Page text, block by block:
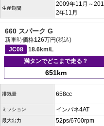
生産期間
2009年11月～201
2年11月
660 スパーク G
新車時価格126万円(税込)
JC08
18.6km/L
満タンでどこまで走る？
651km
排気量 658cc
ミッション インパネ4AT
最大出力 52ps/6700rpm